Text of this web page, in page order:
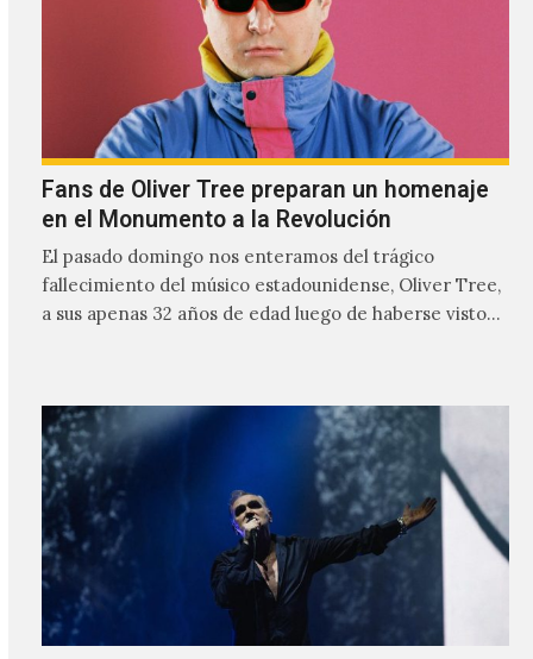
Fans de Oliver Tree preparan un homenaje
en el Monumento a la Revolución
El pasado domingo nos enteramos del trágico
fallecimiento del músico estadounidense, Oliver Tree,
a sus apenas 32 años de edad luego de haberse visto